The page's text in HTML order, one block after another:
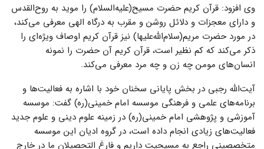
وی افزود: قرآن کریم حضرت مسیح(علیه‌السلام) را موید به روح‌القدس
و دارای معجزات و دلائل روشن و مقرب به درگاه الهی معرفی می‌کند،
در مورد حضرت مریم(سلام‌الله‌علیها) نیز قرآن کریم اوصاف ویژه‌ای را
ذکر می‌کند که کم نظیر است، قرآن کریم آن حضرت را نمونه
انسان‌های مومن چه زن و چه مرد معرفی می‌کند.
آیت‌الله رجبی در بخش پایانی سخنان خود با اشاره به فعالیت‌ها و
برنامه‌های علمی و فرهنگی موسسه امام خمینی(ره) گفت: موسسه
آموزشی و پژوهشی امام خمینی(ره) در زمینه علوم دینی و علوم جدید
فعالیت‌های زیادی انجام داده است، در گروه ادیان این موسسه
متخصصینی راجع به مسیحیت داریم و فارغ التحصیلان ما در خارج